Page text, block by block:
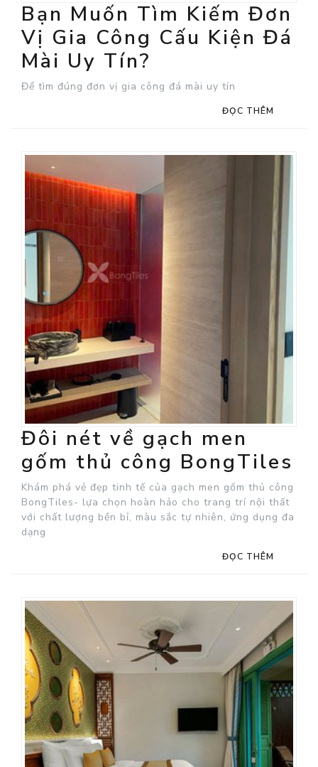
Bạn Muốn Tìm Kiếm Đơn
Vị Gia Công Cấu Kiện Đá
Mài Uy Tín?
Để tìm đúng đơn vị gia công đá mài uy tín
ĐỌC THÊM
Đôi nét về gạch men
gốm thủ công BongTiles
Khám phá vẻ đẹp tinh tế của gạch men gốm thủ công
BongTiles- lựa chọn hoàn hảo cho trang trí nội thất
với chất lượng bền bỉ, màu sắc tự nhiên, ứng dụng đa
dạng
ĐỌC THÊM